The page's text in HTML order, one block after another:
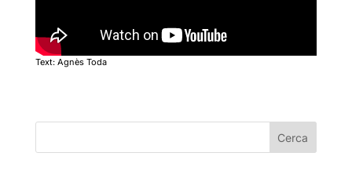
Text: Agnès Toda
Cerca